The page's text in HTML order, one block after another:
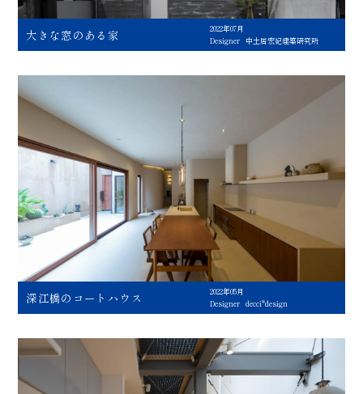
大きな窓のある家
2022年07月
Designer
中土居宏紀建築研究所
深江橋のコートハウス
2022年05月
Designer decci*design